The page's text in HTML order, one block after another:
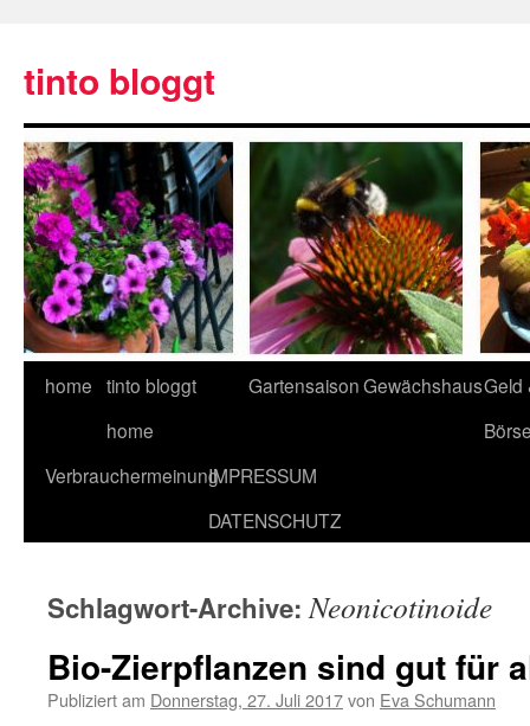
tinto bloggt
home tinto bloggt
home
GartensaisonGewächshausGeld
VerbrauchermeinungIMPRESSUM
DATENSCHUTZ
Schlagwort-Archive:Neonicotinoide
Bio-Zierpflanzen sind gut für
Publiziert am Donnerstag, 27. Juli 2017von Eva Schumann